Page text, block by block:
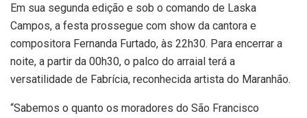
Em sua segunda edição e sob o comando de Laska
Campos, a festa prossegue com show da cantora e
compositora Fernanda Furtado, às 22h30. Para encerrar a
noite, a partir da 00h30, o palco do arraial terá a
versatilidade de Fabrícia, reconhecida artista do Maranhão.
“Sabemos o quanto os moradores do São Francisco